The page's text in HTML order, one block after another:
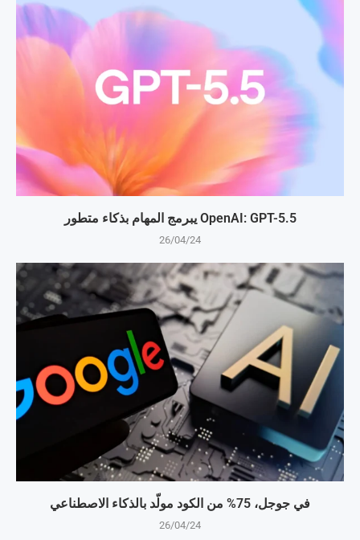
OpenAI: GPT-5.5 يبرمج المهام بذكاء متطور
26/04/24
في جوجل، 75% من الكود مولّد بالذكاء الاصطناعي
26/04/24